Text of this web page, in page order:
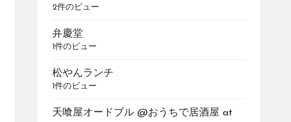
2件のビュー
弁慶堂
1件のビュー
松やんランチ
1件のビュー
天喰屋オードブル @おうちで居酒屋 at